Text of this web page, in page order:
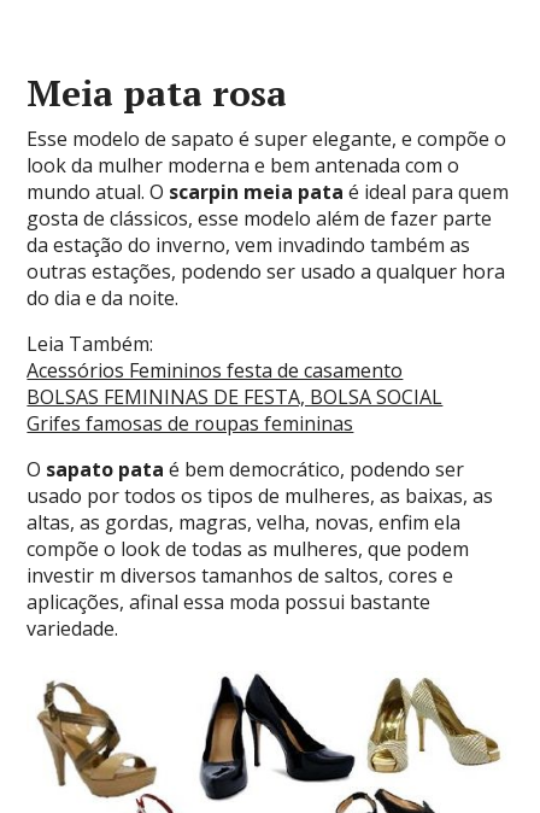
Meia pata rosa
Esse modelo de sapato é super elegante, e compõe o
look da mulher moderna e bem antenada com o
mundo atual. O scarpin meia pata é ideal para quem
gosta de clássicos, esse modelo além de fazer parte
da estação do inverno, vem invadindo também as
outras estações, podendo ser usado a qualquer hora
do dia e da noite.
Leia Também:
Acessórios Femininos festa de casamento
BOLSAS FEMININAS DE FESTA, BOLSA SOCIAL
Grifes famosas de roupas femininas
O sapato pata é bem democrático, podendo ser
usado por todos os tipos de mulheres, as baixas, as
altas, as gordas, magras, velha, novas, enfim ela
compõe o look de todas as mulheres, que podem
investir m diversos tamanhos de saltos, cores e
aplicações, afinal essa moda possui bastante
variedade.